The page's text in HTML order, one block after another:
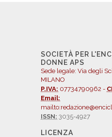
SOCIETÀ PER
DONNE APS
Sede legale: Via degli
MILANO
P.IVA: 07734790962 -
Email:
ISSN: 3035-4927
LICENZA